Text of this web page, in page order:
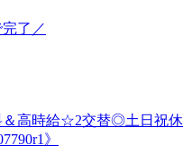
了／